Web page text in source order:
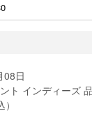
08日
ト インディーズ